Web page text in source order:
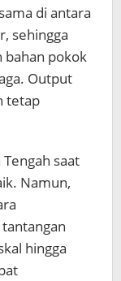
di antara
sehingga
bahan pokok
Output
tetap
saat
Namun,
hingga